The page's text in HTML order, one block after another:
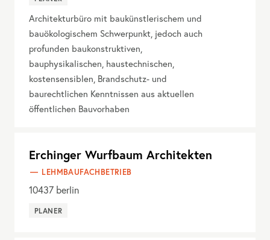
Architekturbüro mit baukünstlerischem und
bauökologischem Schwerpunkt, jedoch auch
profunden baukonstruktiven,
bauphysikalischen, haustechnischen,
kostensensiblen, Brandschutz- und
baurechtlichen Kenntnissen aus aktuellen
öffentlichen Bauvorhaben
Erchinger Wurfbaum Architekten
LEHMBAUFACHBETRIEB
10437 berlin
PLANER